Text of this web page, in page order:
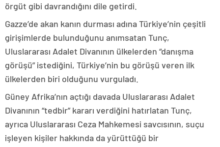
örgüt gibi davrandığını dile getirdi.
Gazze’de akan kanın durması adına Türkiye’nin çeşitli
girişimlerde bulunduğunu anımsatan Tunç,
Uluslararası Adalet Divanının ülkelerden “danışma
görüşü” istediğini, Türkiye’nin bu görüşü veren ilk
ülkelerden biri olduğunu vurguladı.
Güney Afrika’nın açtığı davada Uluslararası Adalet
Divanının “tedbir” kararı verdiğini hatırlatan Tunç,
ayrıca Uluslararası Ceza Mahkemesi savcısının, suçu
işleyen kişiler hakkında da yürüttüğü bir